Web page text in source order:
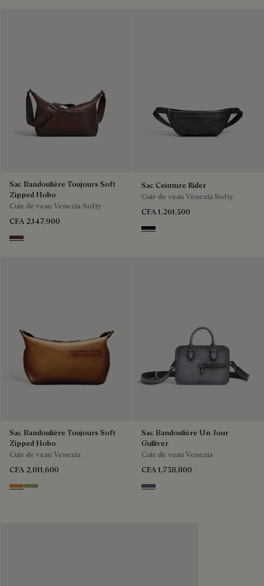
Sac Bandoulière Toujours Soft
Zipped Hobo
Cuir de veau Venezia Softy
CFA 2,147,900
Soft Brown
Sac Ceinture Rider
Cuir de veau Venezia Softy
CFA 1,261,500
NERO GRIGIO
Sac Bandoulière Toujours Soft
Zipped Hobo
Cuir de veau Venezia
CFA 2,011,600
Ice GoldSandstorm
Sac Bandoulière Un Jour
Gulliver
Cuir de veau Venezia
CFA 1,738,800
Light Aluminio